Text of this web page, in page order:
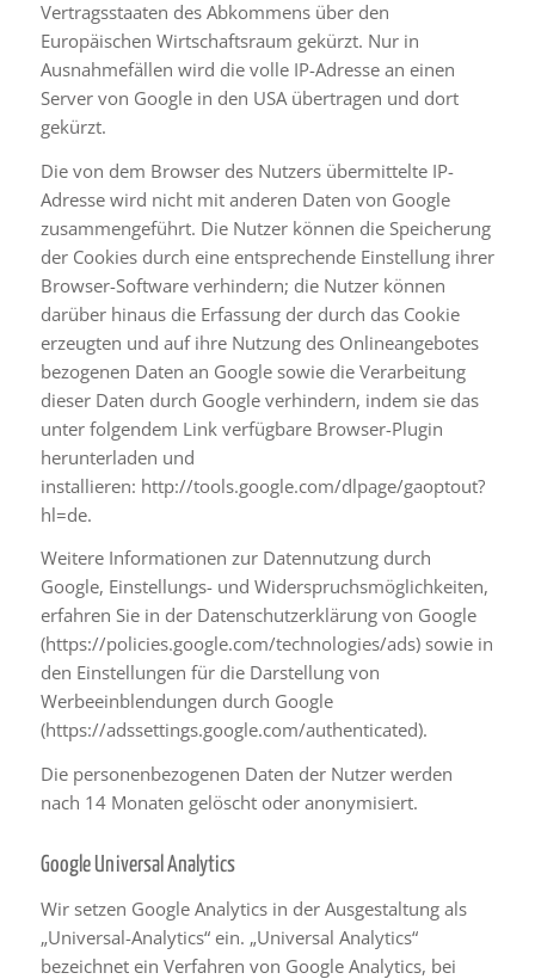
Vertragsstaaten des Abkommens über den
Europäischen Wirtschaftsraum gekürzt. Nur in
Ausnahmefällen wird die volle IP-Adresse an einen
Server von Google in den USA übertragen und dort
gekürzt.
Die von dem Browser des Nutzers übermittelte IP-
Adresse wird nicht mit anderen Daten von Google
zusammengeführt. Die Nutzer können die Speicherung
der Cookies durch eine entsprechende Einstellung ihrer
Browser-Software verhindern; die Nutzer können
darüber hinaus die Erfassung der durch das Cookie
erzeugten und auf ihre Nutzung des Onlineangebotes
bezogenen Daten an Google sowie die Verarbeitung
dieser Daten durch Google verhindern, indem sie das
unter folgendem Link verfügbare Browser-Plugin
herunterladen und
installieren: http://tools.google.com/dlpage/gaoptout?
hl=de.
Weitere Informationen zur Datennutzung durch
Google, Einstellungs- und Widerspruchsmöglichkeiten,
erfahren Sie in der Datenschutzerklärung von Google
(https://policies.google.com/technologies/ads) sowie in
den Einstellungen für die Darstellung von
Werbeeinblendungen durch Google
(https://adssettings.google.com/authenticated).
Die personenbezogenen Daten der Nutzer werden
nach 14 Monaten gelöscht oder anonymisiert.
Google Universal Analytics
Wir setzen Google Analytics in der Ausgestaltung als
„Universal-Analytics“ ein. „Universal Analytics“
bezeichnet ein Verfahren von Google Analytics, bei